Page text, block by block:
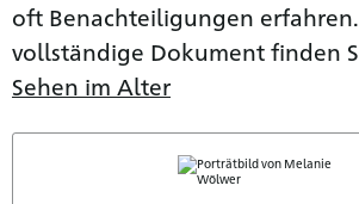
oft Benachteiligungen erfahren.
vollständige Dokument finden
Sehen im Alter